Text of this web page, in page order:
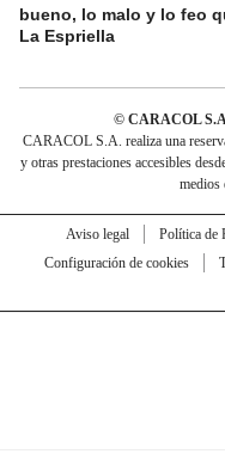
bueno, lo malo y lo feo
La Espriella
© CARACOL
CARACOL S.A. realiza una
y otras prestaciones accesibles
medios
Aviso legal Política de
Configuración de cookies